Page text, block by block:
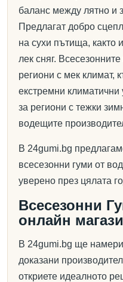
баланс между лятно и
Предлагат добро
на сухи пътища, както
лек сняг.
региони с мек климат,
екстремни
за региони с тежки
водещите
В 24gumi.bg
всесезонни гуми от
уверено през цялата
Всесезонни
онлайн
В 24gumi.bg ще
доказани
откриете идеалното